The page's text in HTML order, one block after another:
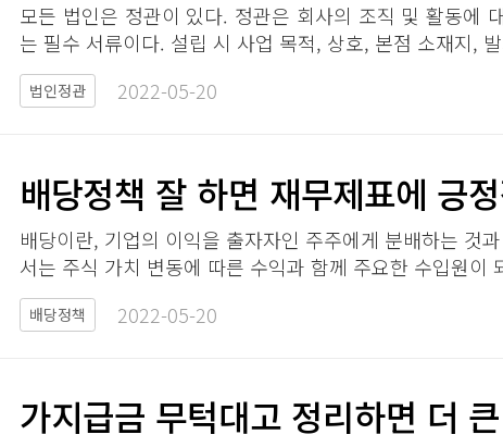
모든 법인은 정관이 있다. 정관은 회사의 조직 및 활동에
는 필수 서류이다. 설립 시 사업 목적, 상호, 본점 소재지,
법인정관 2022-05-20​
배당정책 잘 하면 재무제표에 긍
배당이란, 기업의 이익을 출자자인 주주에게 분배하는 것
서는 주식 가치 변동에 따른 수익과 함께 주요한 수입원
배당정책 2022-05-20​
가지급금 무턱대고 정리하면 더